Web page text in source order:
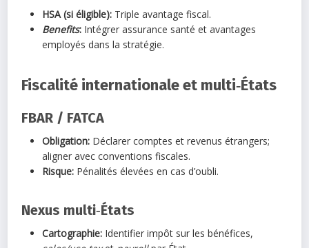
HSA (si éligible): Triple avantage fiscal.
Benefits: Intégrer assurance santé et avantages
employés dans la stratégie.
Fiscalité internationale et multi‑États
FBAR / FATCA
Obligation: Déclarer comptes et revenus étrangers;
aligner avec conventions fiscales.
Risque: Pénalités élevées en cas d’oubli.
Nexus multi‑États
Cartographie: Identifier impôt sur les bénéfices,